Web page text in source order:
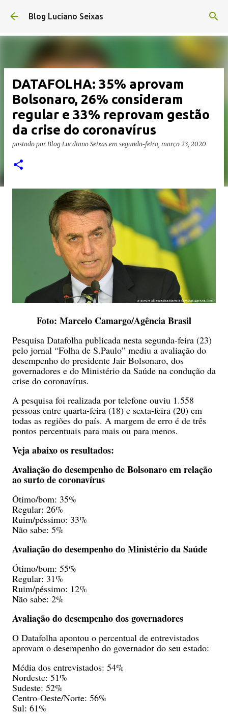
Pular para o conteúdo principal
Blog Luciano Seixas
DATAFOLHA: 35% aprovam
Bolsonaro, 26% consideram
regular e 33% reprovam gestão
da crise do coronavírus
postado por Blog Lucdiano Seixas em segunda-feira, março 23, 2020
Foto: Marcelo Camargo/Agência Brasil
Pesquisa Datafolha publicada nesta segunda-feira (23)
pelo jornal “Folha de S.Paulo” mediu a avaliação do
desempenho do presidente Jair Bolsonaro, dos
governadores e do Ministério da Saúde na condução da
crise do coronavírus.
A pesquisa foi realizada por telefone ouviu 1.558
pessoas entre quarta-feira (18) e sexta-feira (20) em
todas as regiões do país. A margem de erro é de três
pontos percentuais para mais ou para menos.
Veja abaixo os resultados:
Avaliação do desempenho de Bolsonaro em relação
ao surto de coronavírus
Ótimo/bom: 35%
Regular: 26%
Ruim/péssimo: 33%
Não sabe: 5%
Avaliação do desempenho do Ministério da Saúde
Ótimo/bom: 55%
Regular: 31%
Ruim/péssimo: 12%
Não sabe: 2%
Avaliação do desempenho dos governadores
O Datafolha apontou o percentual de entrevistados
aprovam o desempenho do governador do seu estado:
Média dos entrevistados: 54%
Nordeste: 51%
Sudeste: 52%
Centro-Oeste/Norte: 56%
Sul: 61%